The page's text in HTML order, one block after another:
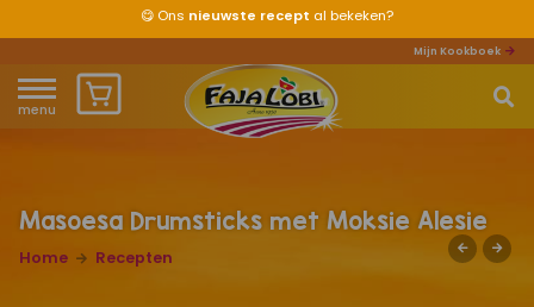
😋 Ons nieuwste recept al bekeken?
Mijn Kookboek
menu
Waar ben je naar op zoek?
Home
Over ons
Masoesa Drumsticks met Moksie Alesie
Home Recepten